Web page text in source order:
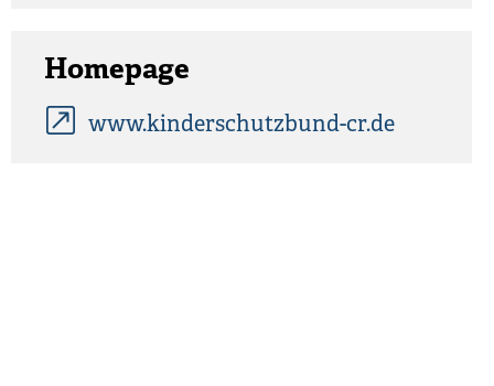
Homepage
www.kinderschutzbund-cr.de